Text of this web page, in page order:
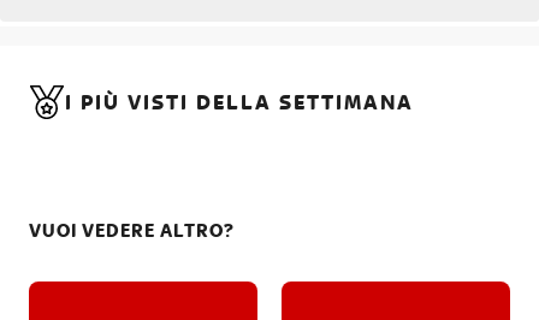
I PIÙ VISTI DELLA SETTIMANA
VUOI VEDERE ALTRO?